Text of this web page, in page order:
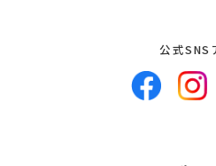
公式SNS